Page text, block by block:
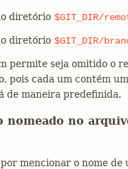
diretório $GIT_DIR/
diretório $GIT_DIR/
permite seja omitido o
pois cada um contém
de maneira predefinida.
nomeado no
mencionar o nome de